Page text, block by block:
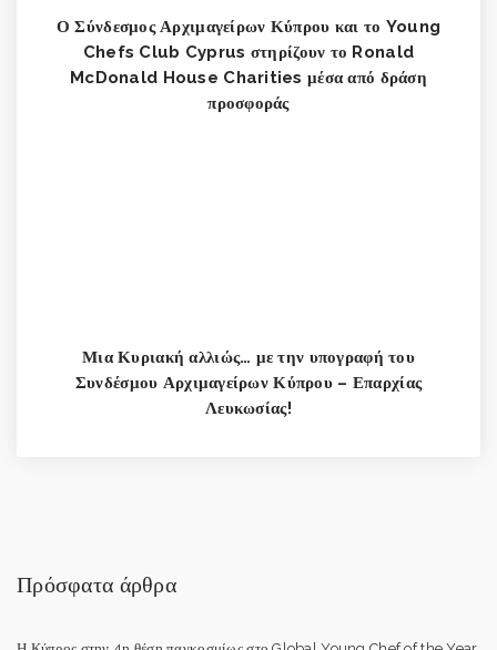
Ο Σύνδεσμος Αρχιμαγείρων Κύπρου και το Young
Chefs Club Cyprus στηρίζουν το Ronald
McDonald House Charities μέσα από δράση
προσφοράς
Μια Κυριακή αλλιώς… με την υπογραφή του
Συνδέσμου Αρχιμαγείρων Κύπρου – Επαρχίας
Λευκωσίας!
Πρόσφατα άρθρα